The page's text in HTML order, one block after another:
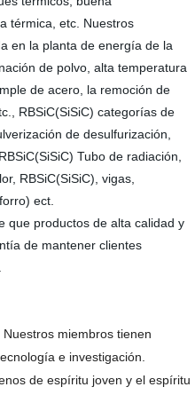
térmica, etc. Nuestros
en la planta de energía de la
de polvo, alta temperatura
de acero, la remoción de
RBSiC(SiSiC) categorías de
de desulfurización,
Tubo de radiación,
RBSiC(SiSiC), vigas,
ect.
productos de alta calidad y
de mantener clientes
miembros tienen
e investigación.
de espíritu joven y el espíritu